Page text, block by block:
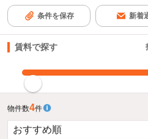
条件を保存 新着
賃料で探す
物件数4件